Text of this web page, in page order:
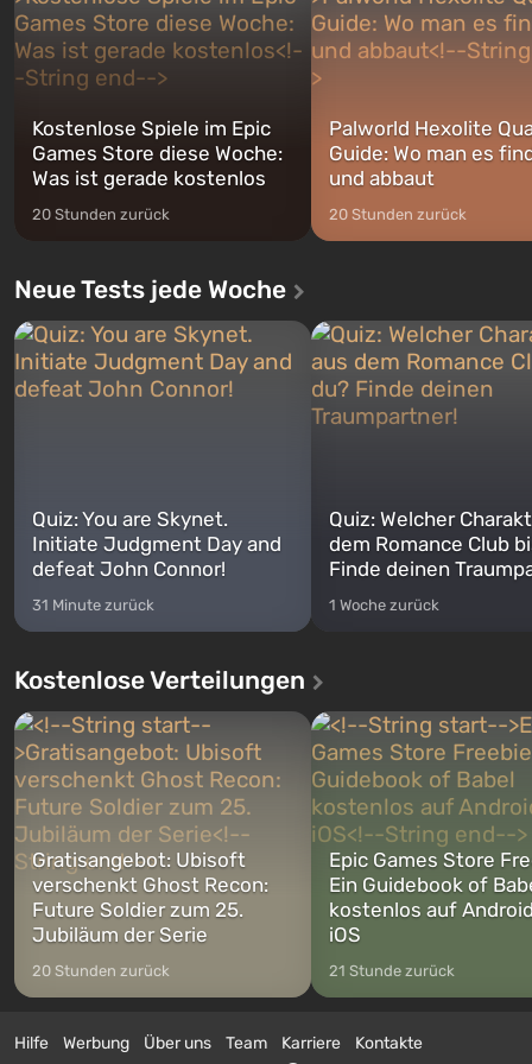
jederzeit...
Kostenlose Spiele im Epic
Games Store diese Woche:
Was ist gerade kostenlos
20 Stunden zurück
Palworld Hexolite
Guide: Wo man es
und abbaut
20 Stunden zurück
Neue Tests jede Woche
Quiz: You are Skynet.
Initiate Judgment Day and
defeat John Connor!
31 Minute zurück
Quiz: Welcher
dem Romance Club
Finde deinen
1 Woche zurück
Kostenlose Verteilungen
Gratisangebot: Ubisoft
verschenkt Ghost Recon:
Future Soldier zum 25.
Jubiläum der Serie
20 Stunden zurück
Epic Games Store
Ein Guidebook of
kostenlos auf
iOS
21 Stunde zurück
Hilfe Werbung Über uns Team Karriere
Kontakte